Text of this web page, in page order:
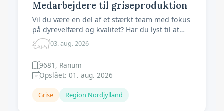
Medarbejdere til griseproduktion
Vil du være en del af et stærkt team med fokus
på dyrevelfærd og kvalitet? Har du lyst til at
arbejde med grise i en moderne produktion,
hvor der er ordnede forhold, gode kollegaer
og mulighed for at udvikle dig? Så er du måske
en af de nye medarbejdere, vi søger. Vi
mangler medarbejdere til: Farest
03. aug. 2026
9681, Ranum
Opslået: 01. aug. 2026
Grise Region Nordjylland